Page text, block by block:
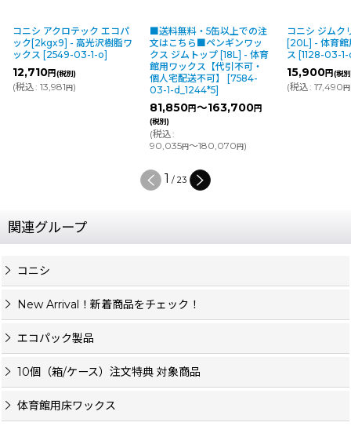
コニシ アクロテック エコパ
ック[2kgx9] - 高光沢樹脂ワ
ックス [2549-03-1-o]
12,710円(税別)
(税込: 13,981円)
■送料無料・5缶以上での注
文はこちら■ペンギンワッ
クス ジムトップ [18L] - 体育
館用ワックス【代引不可・
個人宅配送不可】
[7584-
03-1-d_1244*5]
81,850円～163,700円
(税別)
(税込:
90,035円～180,070円)
コニシ ジムク
[20L] - 体育館
ス [1128-03-
15,900円(税
(税込: 17,490円
1 / 23
関連グループ
コニシ
New Arrival！新着商品をチェック！
エコパック製品
10個（箱/ケース）注文特典 対象商品
体育館用床ワックス